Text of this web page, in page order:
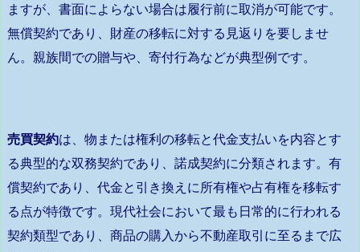
ますが、書面によらない場合は履行前に取消が可能です。
無償契約であり、財産の移転に対する見返りを要しませ
ん。親族間での贈与や、寄付行為などが典型例です。
売買契約は、物または権利の移転と代金支払いを内容とす
る典型的な双務契約であり、諾成契約に分類されます。有
償契約であり、代金と引き換えに所有権や占有権を移転す
る点が特徴です。現代社会において最も日常的に行われる
契約類型であり、商品の購入から不動産取引に至るまで広